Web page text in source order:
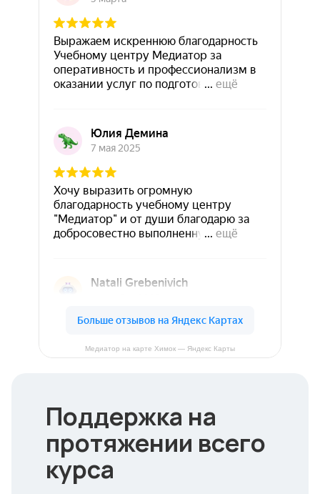
Поддержка на
протяжении всего
курса
Медиатор на карте Химок — Яндекс Карты